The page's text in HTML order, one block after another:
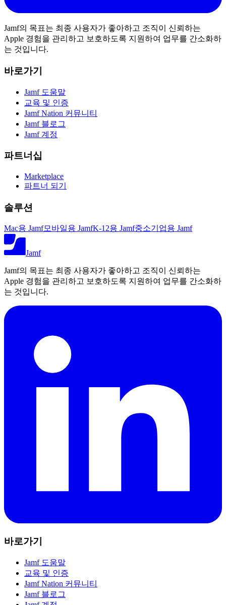
Jamf의 목표는 최종 사용자가 좋아하고 조직이 신뢰하는
Apple 경험을 관리하고 보호하도록 지원하여 업무를 간소화하
는 것입니다.
바로가기
Jamf 도움말
교육 및 인증
Jamf Nation 커뮤니티
Jamf 블로그
Jamf 계정
파트너십
Marketplace
파트너 되기
솔루션
Mac용 Jamf모바일용 JamfK-12용 Jamf중소기업용 Jamf
Jamf
Jamf의 목표는 최종 사용자가 좋아하고 조직이 신뢰하는
Apple 경험을 관리하고 보호하도록 지원하여 업무를 간소화하
는 것입니다.
바로가기
Jamf 도움말
교육 및 인증
Jamf Nation 커뮤니티
Jamf 블로그